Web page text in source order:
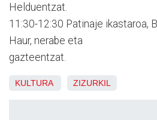
Helduentzat.
11:30-12:30 Patinaje ikastaroa,
Haur, nerabe eta
gazteentzat.
KULTURA ZIZURKIL